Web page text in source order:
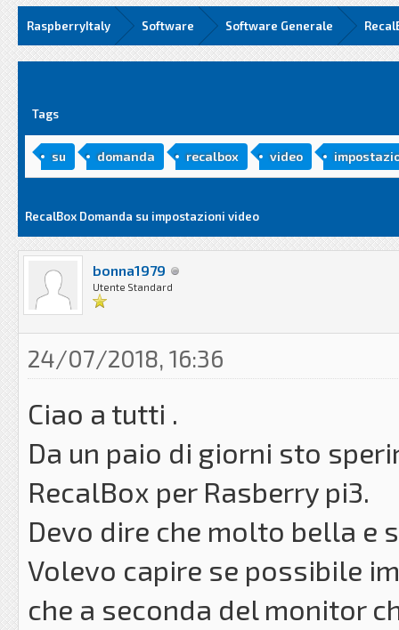
RaspberryItaly Software Software Generale
Tags
su domanda recalbox video
RecalBox Domanda su impostazioni video
bonna1979
Utente Standard
24/07/2018, 16:36
Ciao a tutti .
Da un paio di giorni sto
RecalBox per Rasberry pi3.
Devo dire che molto bella e
Volevo capire se possibile
che a seconda del monitor